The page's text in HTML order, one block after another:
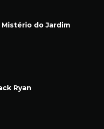
do Jardim
Ryan